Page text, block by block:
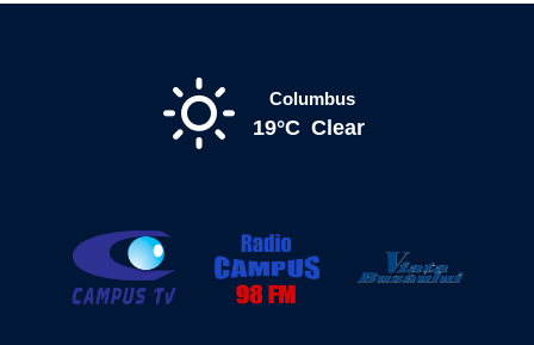
Columbus
19°C Clear